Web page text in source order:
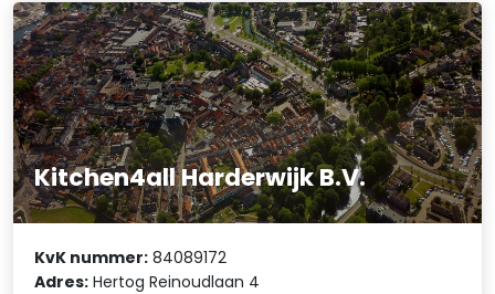
Kitchen4all Harderwijk B.V.
KvK nummer: 84089172
Adres: Hertog Reinoudlaan 4